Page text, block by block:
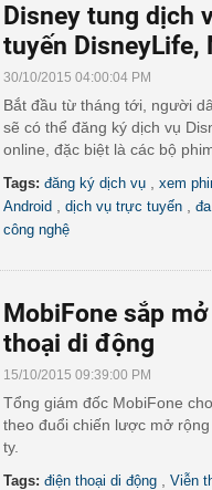
Disney tung dịch
tuyến DisneyLife,
30/10/2015 04:00:04 PM
Bắt đầu từ tháng tới, người
sẽ có thể đăng ký dịch vụ
online, đặc biệt là các bộ
Tags: đăng ký dịch vụ xem
Android
dịch vụ trực tuyến
công nghệ
MobiFone sắp
thoại di động
15/10/2015 09:39:00 PM
Tổng giám đốc MobiFone
theo đuổi chiến lược mở
ty.
Tags: điện thoại di động Viễn